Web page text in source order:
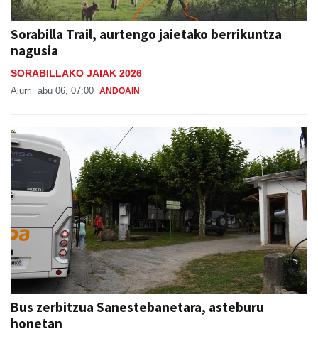
Sorabilla Trail, aurtengo jaietako berrikuntza
nagusia
SORABILLAKO JAIAK 2026
Aiurri abu 06, 07:00 ANDOAIN
Bus zerbitzua Sanestebanetara, asteburu
honetan